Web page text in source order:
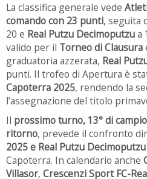
La classifica generale vede
comando con 23 punti, seguita
20 e Real Putzu Decimoputzua
valido per il Torneo di Clausura
graduatoria azzerata, Real
punti. Il trofeo di Apertura è
Capoterra 2025, rendendo la
l’assegnazione del titolo
Il prossimo turno, 13° di
ritorno, prevede il confronto
2025 e Real Putzu Decimoputzu
Capoterra. In calendario anche
Villasor, Crescenzi Sport FC-